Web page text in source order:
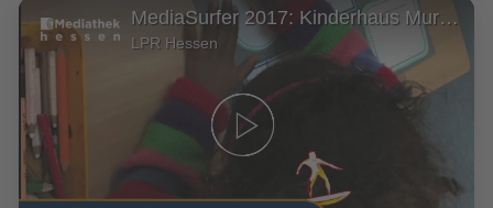
MediaSurfer 2017: Kinderhaus Murmel in Heusenstamm mit dem Projekt „Wir können das“
LPR Hessen